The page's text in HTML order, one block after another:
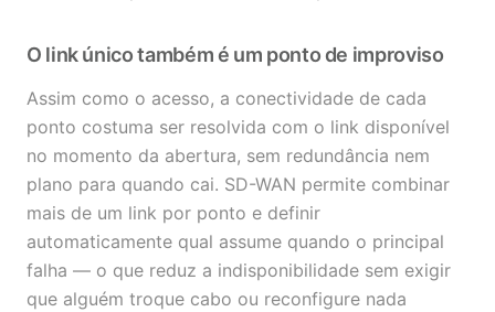
O link único também é um ponto de improviso
Assim como o acesso, a conectividade de cada
ponto costuma ser resolvida com o link disponível
no momento da abertura, sem redundância nem
plano para quando cai. SD-WAN permite combinar
mais de um link por ponto e definir
automaticamente qual assume quando o principal
falha — o que reduz a indisponibilidade sem exigir
que alguém troque cabo ou reconfigure nada